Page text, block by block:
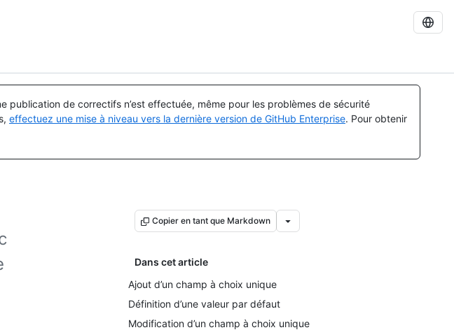
publication de correctifs n’est effectuée, même pour les problèmes de sécurité
effectuez une mise à niveau vers la dernière version de GitHub Enterprise. Pour obtenir
Copier en tant que Markdown
Dans cet article
Ajout d’un champ à choix unique
Définition d’une valeur par défaut
Modification d’un champ à choix unique